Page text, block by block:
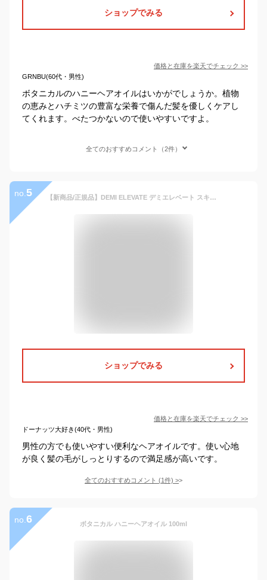
ショップでみる
価格と在庫を楽天でチェック >>
GRNBU(60代・男性)
ボタニカルのハニーヘアオイルはいかがでしょうか。植物
の恵みとハチミツの豊富な栄養で傷んだ髪を優しくケアし
てくれます。べたつかないので使いやすいですよ。
全てのおすすめコメント（2件）
no. 5 【新商品/正規品】DEMI ELEVATE デミエレベート スキャルプアクティブ シャンプー【レディース メンズ トリートメント ヘアオイル ナイトケア ナイトリペア 美容室 サロン ヘアケア ダメージ 保湿 おすすめ くせ毛 乾燥 ハリ コシ 指通り しっとり さらさら スカルプケア】
ショップでみる
価格と在庫を楽天でチェック >>
ドーナッツ大好き(40代・男性)
男性の方でも使いやすい便利なヘアオイルです。使い心地
が良く髪の毛がしっとりするので満足感が高いです。
全てのおすすめコメント (1件) >
no. 6 ボタニカル ハニーヘアオイル 100ml